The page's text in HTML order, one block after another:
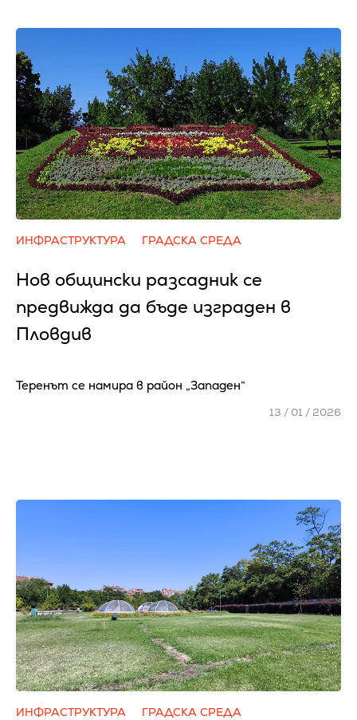
ИНФРАСТРУКТУРА ГРАДСКА СРЕДА
Нов общински разсадник се
предвижда да бъде изграден в
Пловдив
Теренът се намира в район „Западен“
13 / 01 / 2026
ИНФРАСТРУКТУРА ГРАДСКА СРЕДА